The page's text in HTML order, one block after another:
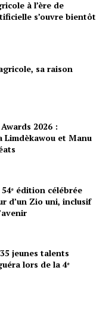
à l’ère de
s’ouvre bientôt
sa raison
2026 :
Limdèkawou et Manu
édition célébrée
d’un Zio uni, inclusif
jeunes talents
lors de la 4ᵉ